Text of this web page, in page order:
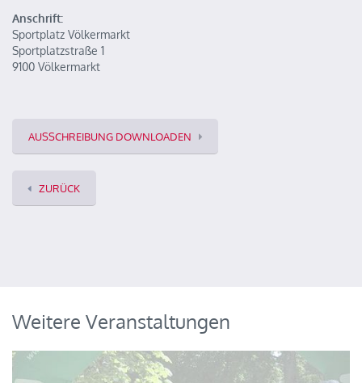
Anschrift:
Sportplatz Völkermarkt
Sportplatzstraße 1
9100 Völkermarkt
AUSSCHREIBUNG DOWNLOADEN
ZURÜCK
Weitere Veranstaltungen